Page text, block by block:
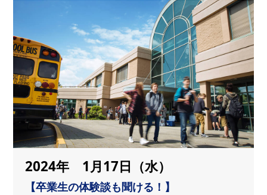
2024年 1月17日 （水）
【卒業生の体験談も聞ける！】